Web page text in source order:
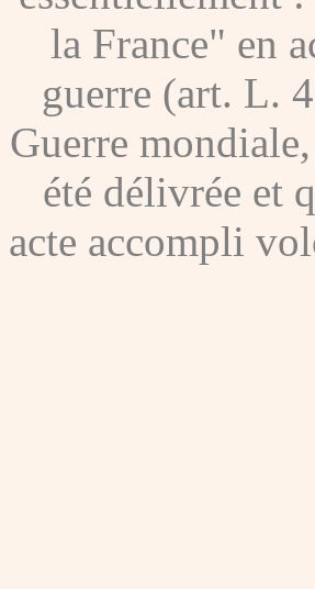
la France" en
guerre (art. L.
Guerre
été délivrée et
acte accompli